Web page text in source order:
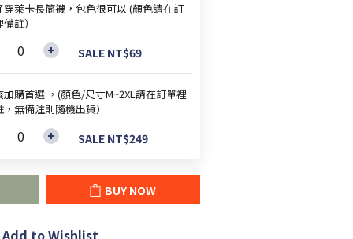
穿萊卡長筒襪，包色很可以 (顏色請在訂
註）
SALE NT$69
加購首選 ，(顏色/尺寸M~2XL請在訂單裡
無備注則隨機出貨）
SALE NT$249
BUY NOW
Add to Wishlist